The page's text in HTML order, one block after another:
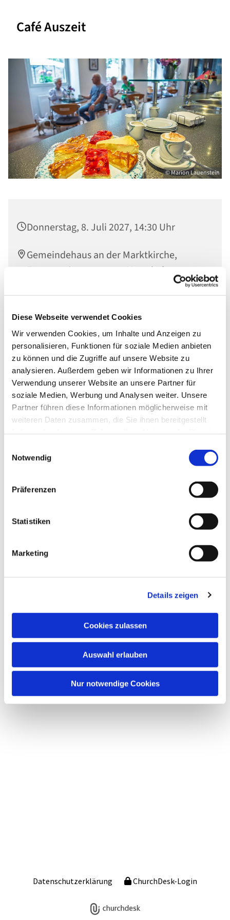
Diese Webseite verwendet Cookies
Wir verwenden Cookies, um Inhalte und Anzeigen zu
personalisieren, Funktionen für soziale Medien anbieten
zu können und die Zugriffe auf unsere Website zu
analysieren. Außerdem geben wir Informationen zu Ihrer
Verwendung unserer Website an unsere Partner für
soziale Medien, Werbung und Analysen weiter. Unsere
Partner führen diese Informationen möglicherweise mit
weiteren Daten zusammen, die Sie ihnen bereitgestellt
Notwendig
Präferenzen
Statistiken
Marketing
Details zeigen
Cookies zulassen
Auswahl erlauben
Nur notwendige Cookies
Café Auszeit
© Marion Lauenstein
Donnerstag, 8. Juli 2027, 14:30 Uhr
Gemeindehaus an der Marktkirche,
Engerser Str. 34, 56564 Neuwied
Dies könnte Sie auch interessieren
Datenschutzerklärung ChurchDesk-Login